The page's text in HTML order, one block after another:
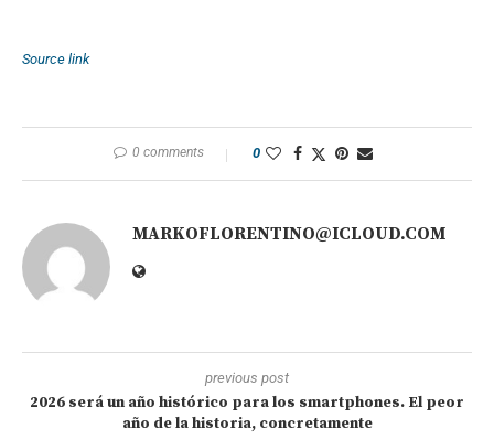
Source link
0 comments 0
MARKOFLORENTINO@ICLOUD.COM
previous post
2026 será un año histórico para los smartphones. El peor
año de la historia, concretamente